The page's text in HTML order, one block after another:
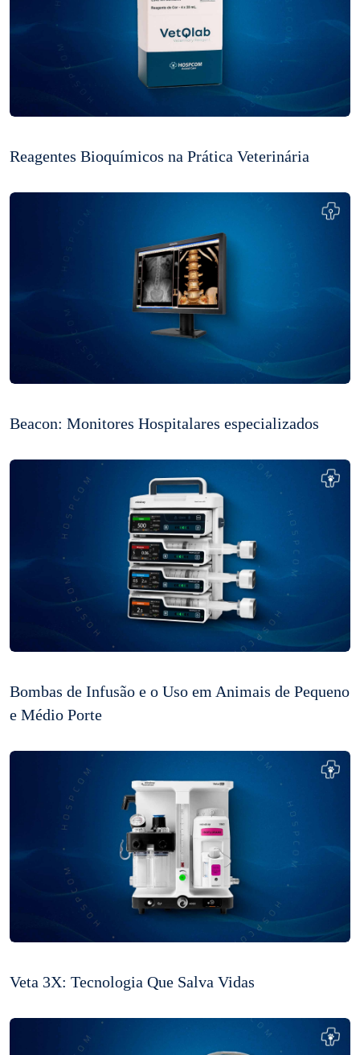
Reagentes Bioquímicos na Prática Veterinária
Beacon: Monitores Hospitalares especializados
Bombas de Infusão e o Uso em Animais de Pequeno
e Médio Porte
Veta 3X: Tecnologia Que Salva Vidas